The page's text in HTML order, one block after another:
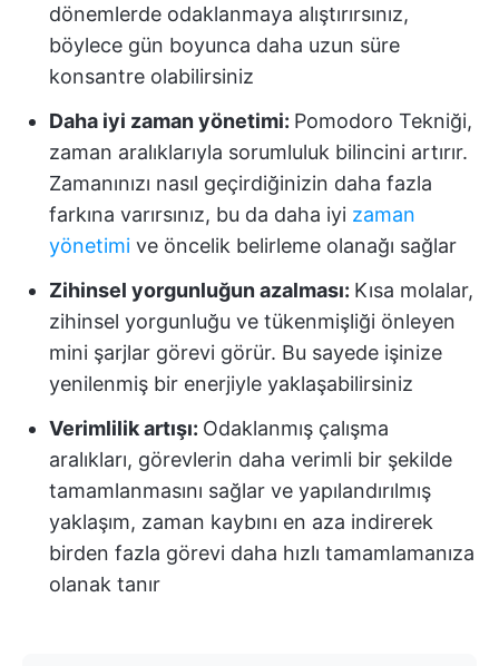
dönemlerde odaklanmaya alıştırırsınız,
böylece gün boyunca daha uzun süre
konsantre olabilirsiniz
Daha iyi zaman yönetimi: Pomodoro Tekniği,
zaman aralıklarıyla sorumluluk bilincini artırır.
Zamanınızı nasıl geçirdiğinizin daha fazla
farkına varırsınız, bu da daha iyi zaman
yönetimi ve öncelik belirleme olanağı sağlar
Zihinsel yorgunluğun azalması: Kısa molalar,
zihinsel yorgunluğu ve tükenmişliği önleyen
mini şarjlar görevi görür. Bu sayede işinize
yenilenmiş bir enerjiyle yaklaşabilirsiniz
Verimlilik artışı: Odaklanmış çalışma
aralıkları, görevlerin daha verimli bir şekilde
tamamlanmasını sağlar ve yapılandırılmış
yaklaşım, zaman kaybını en aza indirerek
birden fazla görevi daha hızlı tamamlamanıza
olanak tanır